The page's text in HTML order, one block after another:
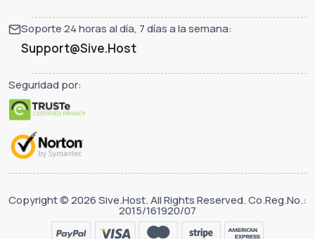
Soporte 24 horas al día, 7 días a la semana:
Support@Sive.Host
Seguridad por:
Copyright © 2026 Sive.Host. All Rights Reserved. Co.Reg.No.:
2015/161920/07